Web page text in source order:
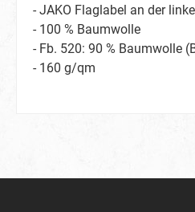
- JAKO Flaglabel an der
- 100 % Baumwolle
- Fb. 520: 90 % Baumwolle
- 160 g/qm